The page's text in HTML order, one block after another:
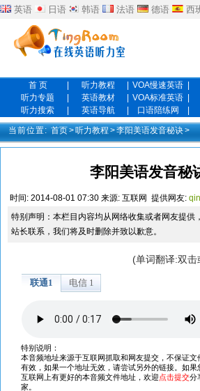
英语 日语 韩语 法语 德语 西
首 页 听力教程 VOA慢速英语
听力专题
英语教材 VOA标准英语
听力搜索
英语导航 口语陪练网
当前位置: 首页>听力教程 >李阳美语发音秘诀>
李阳美语发音秘
时间: 2014-08-01 07:30 来源: 互联网 提供网友:
特别声明：本栏目内容均从网络收集或者网友提
站长联系，我们将及时删除并致以歉意。
(单词翻译:双击